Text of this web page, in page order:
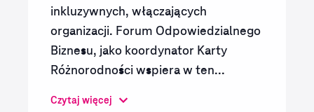
inkluzywnych, włączających
organizacji. Forum Odpowiedzialnego
Biznesu, jako koordynator Karty
Różnorodności wspiera w ten...
Czytaj więcej